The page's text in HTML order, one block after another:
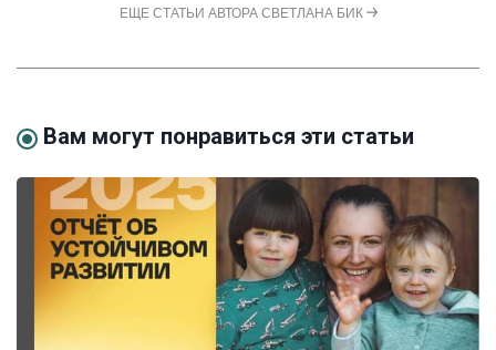
ЕЩЕ СТАТЬИ АВТОРА СВЕТЛАНА БИК
Вам могут понравиться эти статьи